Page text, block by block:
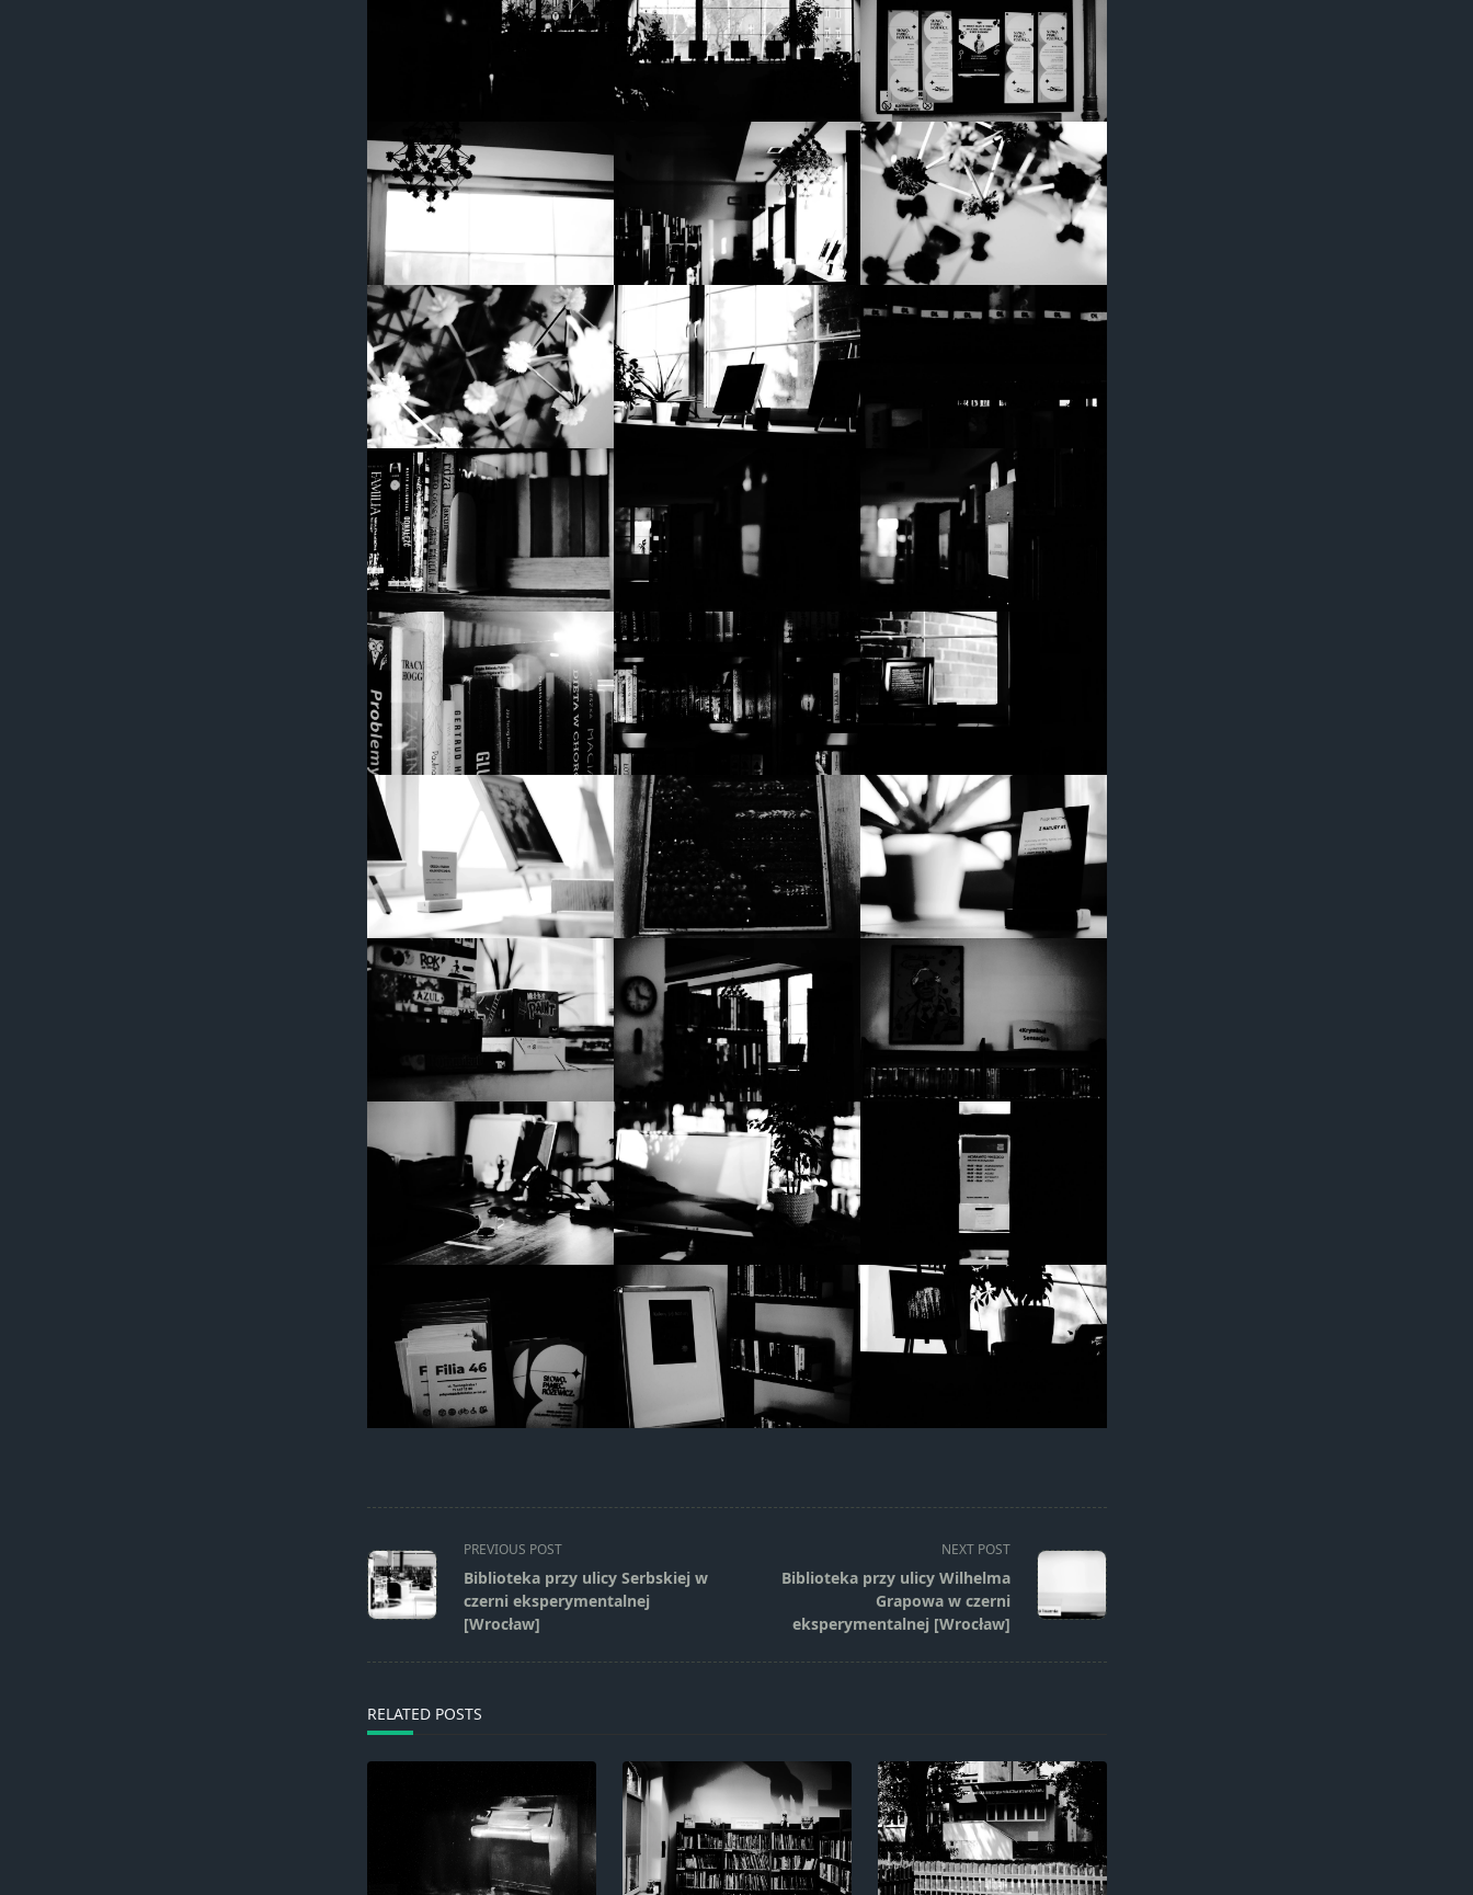
<span
class="nav-
subtitle
screen-
PREVIOUS POST
Biblioteka przy ulicy Serbskiej w
czerni eksperymentalnej
[Wrocław]
NEXT POST
Biblioteka przy ulicy Wilhelma
Grapowa w czerni
eksperymentalnej [Wrocław]
RELATED POSTS
zainteresowania i
zachowania
podczas
odwiedzania naszej
strony, zwiększasz
szansę na
zobaczenie
spersonalizowanych
treści i ofert.